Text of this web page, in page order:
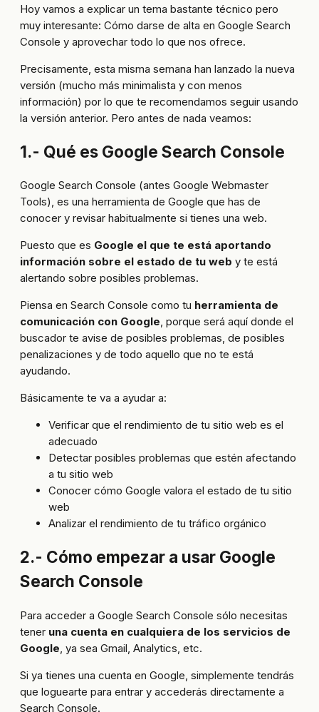
Hoy vamos a explicar un tema bastante técnico pero
muy interesante: Cómo darse de alta en Google Search
Console y aprovechar todo lo que nos ofrece.
Precisamente, esta misma semana han lanzado la nueva
versión (mucho más minimalista y con menos
información) por lo que te recomendamos seguir usando
la versión anterior. Pero antes de nada veamos:
1.- Qué es Google Search Console
Google Search Console (antes Google Webmaster
Tools), es una herramienta de Google que has de
conocer y revisar habitualmente si tienes una web.
Puesto que es Google el que te está aportando
información sobre el estado de tu web y te está
alertando sobre posibles problemas.
Piensa en Search Console como tu herramienta de
comunicación con Google, porque será aquí donde el
buscador te avise de posibles problemas, de posibles
penalizaciones y de todo aquello que no te está
ayudando.
Básicamente te va a ayudar a:
Verificar que el rendimiento de tu sitio web es el
adecuado
Detectar posibles problemas que estén afectando
a tu sitio web
Conocer cómo Google valora el estado de tu sitio
web
Analizar el rendimiento de tu tráfico orgánico
2.- Cómo empezar a usar Google
Search Console
Para acceder a Google Search Console sólo necesitas
tener una cuenta en cualquiera de los servicios de
Google , ya sea Gmail, Analytics, etc.
Si ya tienes una cuenta en Google, simplemente tendrás
que loguearte para entrar y accederás directamente a
Search Console.